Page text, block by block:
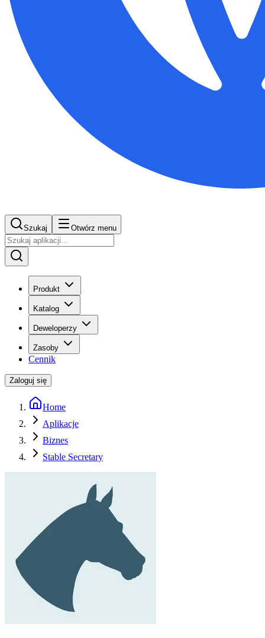
Szukaj Otwórz menu
Produkt
Katalog
Deweloperzy
Zasoby
Cennik
Zaloguj się
Home
Aplikacje
Biznes
Stable Secretary